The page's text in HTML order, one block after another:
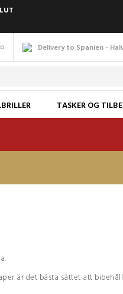
Delivery to Spanien -
TASKER OG
är det bästa sättet att